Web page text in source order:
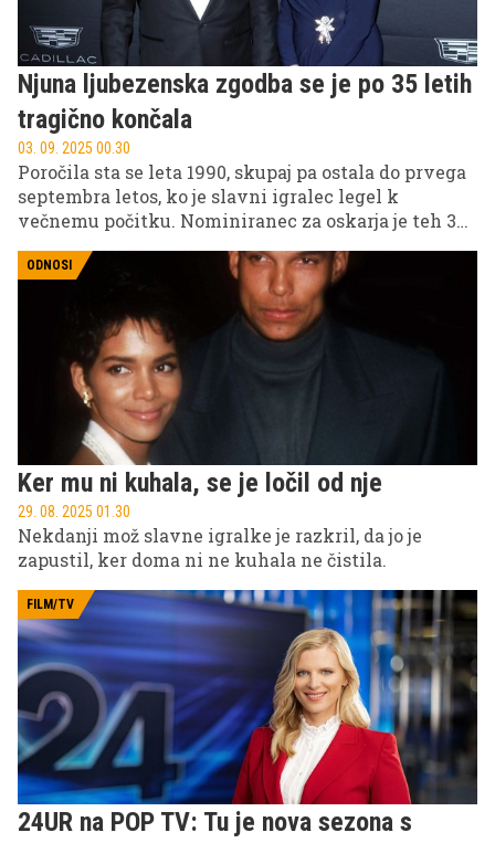
Njuna ljubezenska zgodba se je po 35 letih
tragično končala
03. 09. 2025 00.30
Poročila sta se leta 1990, skupaj pa ostala do prvega
septembra letos, ko je slavni igralec legel k
večnemu počitku. Nominiranec za oskarja je teh 35
ODNOSI
Ker mu ni kuhala, se je ločil od nje
29. 08. 2025 01.30
Nekdanji mož slavne igralke je razkril, da jo je
zapustil, ker doma ni ne kuhala ne čistila.
FILM/TV
24UR na POP TV: Tu je nova sezona s